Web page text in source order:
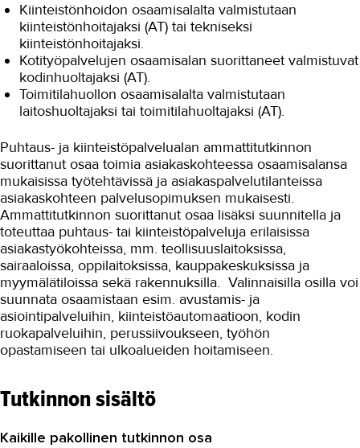
Kiinteistönhoidon osaamisalalta valmistutaan
kiinteistönhoitajaksi (AT) tai tekniseksi
kiinteistönhoitajaksi.
Kotityöpalvelujen osaamisalan suorittaneet valmistuvat
kodinhuoltajaksi (AT).
Toimitilahuollon osaamisalalta valmistutaan
laitoshuoltajaksi tai toimitilahuoltajaksi (AT).
Puhtaus- ja kiinteistöpalvelualan ammattitutkinnon
suorittanut osaa toimia asiakaskohteessa osaamisalansa
mukaisissa työtehtävissä ja asiakaspalvelutilanteissa
asiakaskohteen palvelusopimuksen mukaisesti.
Ammattitutkinnon suorittanut osaa lisäksi suunnitella ja
toteuttaa puhtaus- tai kiinteistöpalveluja erilaisissa
asiakastyökohteissa, mm. teollisuuslaitoksissa,
sairaaloissa, oppilaitoksissa, kauppakeskuksissa ja
myymälätiloissa sekä rakennuksilla. Valinnaisilla osilla voi
suunnata osaamistaan esim. avustamis- ja
asiointipalveluihin, kiinteistöautomaatioon, kodin
ruokapalveluihin, perussiivoukseen, työhön
opastamiseen tai ulkoalueiden hoitamiseen.
Tutkinnon sisältö
Kaikille pakollinen tutkinnon osa